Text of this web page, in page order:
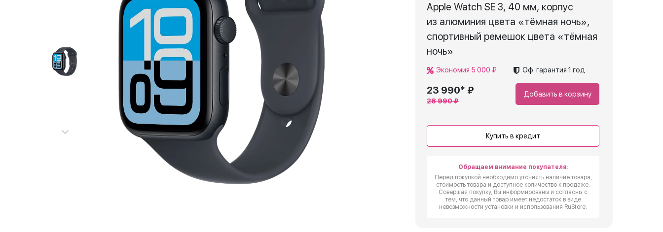
Apple Watch SE 3, 40 мм, корпус
из алюминия цвета «тёмная ночь»,
спортивный ремешок цвета «тёмная
ночь»
Экономия 5 000 ₽ Оф. гарантия 1 год
23 990* ₽
28 990 ₽
Добавить в корзину
Купить в кредит
Обращаем внимание покупателя:
Перед покупкой необходимо уточнять наличие товара,
стоимость товара и доступное количество к продаже.
Совершая покупку, Вы информированы и согласны с
тем, что данный товар имеет недостаток в виде
невозможности установки и использования RuStore.